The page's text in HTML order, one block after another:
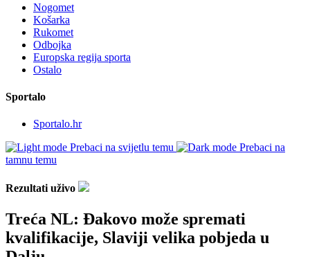
Nogomet
Košarka
Rukomet
Odbojka
Europska regija sporta
Ostalo
Sportalo
Sportalo.hr
Prebaci na svijetlu temu
Prebaci na
tamnu temu
Rezultati uživo
Treća NL: Đakovo može spremati
kvalifikacije, Slaviji velika pobjeda u